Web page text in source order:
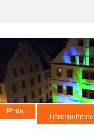
Pirna
Unternehmen